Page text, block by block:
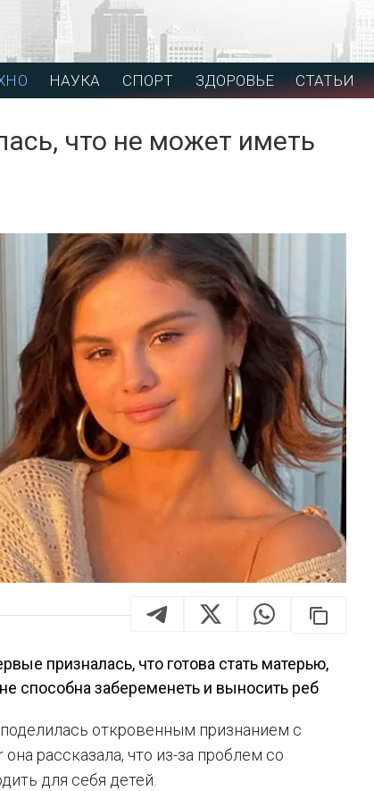
НАУКА СПОРТ ЗДОРОВЬЕ СТАТЬИ
что не может иметь
призналась, что готова стать матерью,
способна забеременеть и выносить реб
откровенным признанием с
рассказала, что из-за проблем со
для себя детей.